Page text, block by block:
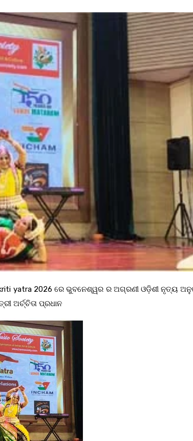
yatra 2026 ରେ ଭୁବନେଶ୍ୱର ର ଅଗ୍ରଣୀ ଓଡ଼ିଶୀ ନୃତ୍ୟ
ଅର୍ଚ୍ଚିତା ପ୍ରଧାନ